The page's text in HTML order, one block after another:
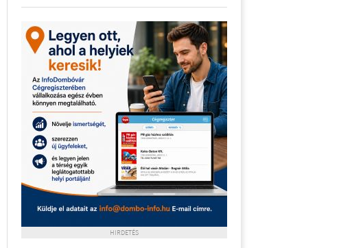
HIRDETÉS